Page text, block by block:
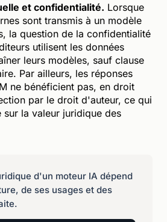
et confidentialité. Lorsque
sont transmis à un modèle
la question de la confidentialité
utilisent les données
leurs modèles, sauf clause
Par ailleurs, les réponses
ne bénéficient pas, en droit
par le droit d'auteur, ce qui
sur la valeur juridique des
d'un moteur IA dépend
de ses usages et des